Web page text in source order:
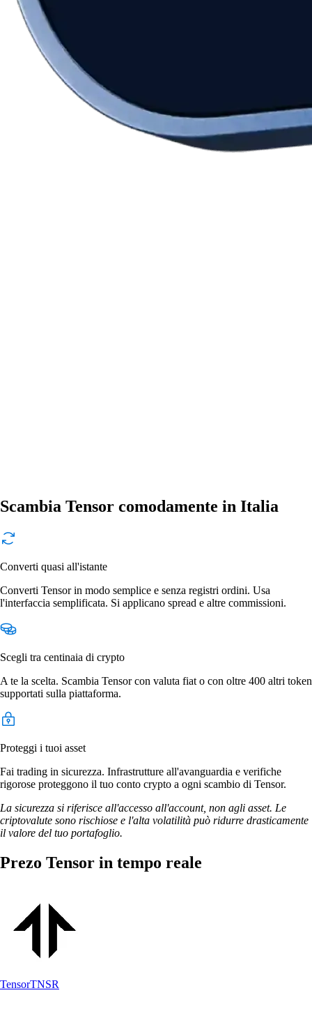
Scambia Tensor comodamente in Italia
Converti quasi all'istante
Converti Tensor in modo semplice e senza registri ordini. Usa
l'interfaccia semplificata. Si applicano spread e altre commissioni.
Scegli tra centinaia di crypto
A te la scelta. Scambia Tensor con valuta fiat o con oltre 400 altri token
supportati sulla piattaforma.
Proteggi i tuoi asset
Fai trading in sicurezza. Infrastrutture all'avanguardia e verifiche
rigorose proteggono il tuo conto crypto a ogni scambio di Tensor.
La sicurezza si riferisce all'accesso all'account, non agli asset. Le
criptovalute sono rischiose e l'alta volatilità può ridurre drasticamente
il valore del tuo portafoglio.
Prezo Tensor in tempo reale
TensorTNSR